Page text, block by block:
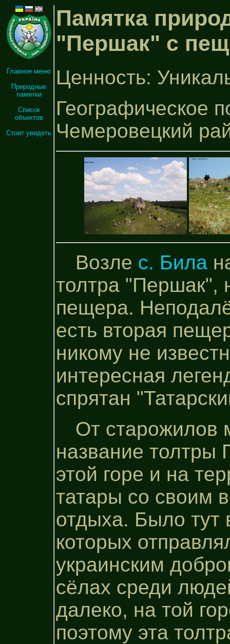
Главное меню
Природные
памятки
Список
объектов
Стоит увидеть
Памятка
"Першак" с
Ценность:
Географическое
Чемеровецкий
Возле с. Била
толтра "Першак",
пещера.
есть вторая
никому не
интересная
спрятан
От старожилов
название толтры
этой горе и на
татары со своим
отдыха. Было
которых
украинским
сёлах среди
далеко, на той
поэтому эта